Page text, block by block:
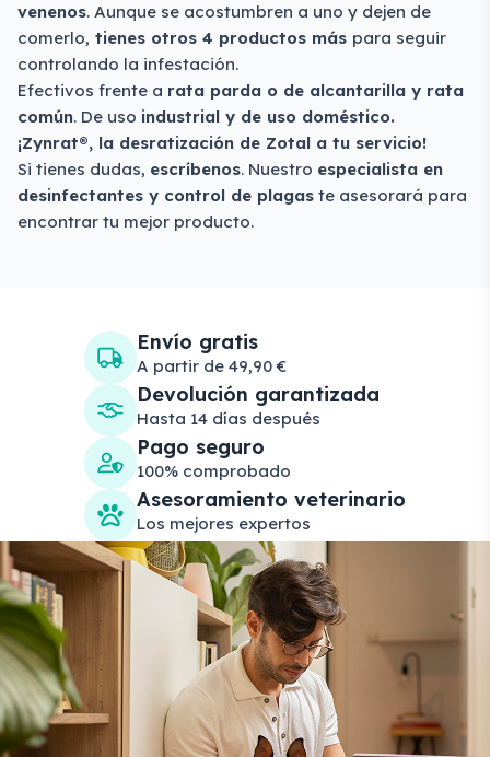
venenos. Aunque se acostumbren a uno y dejen de
comerlo, tienes otros 4 productos más para seguir
controlando la infestación.
Efectivos frente a rata parda o de alcantarilla y rata
común. De uso industrial y de uso doméstico.
¡Zynrat®, la desratización de Zotal a tu servicio!
Si tienes dudas, escríbenos. Nuestro especialista en
desinfectantes y control de plagas te asesorará para
encontrar tu mejor producto.
Envío gratis
A partir de 49,90 €
Devolución garantizada
Hasta 14 días después
Pago seguro
100% comprobado
Asesoramiento veterinario
Los mejores expertos